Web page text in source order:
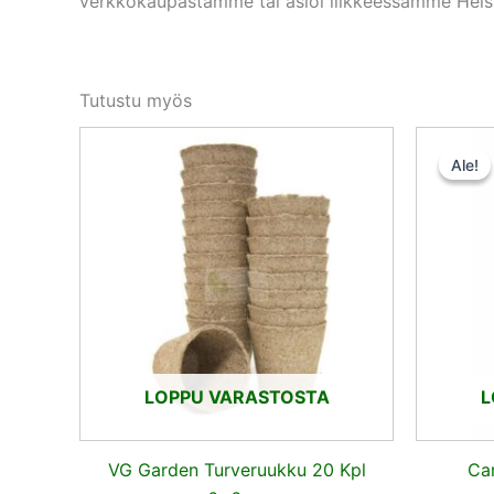
Tutustu myös
LOPPU VARASTOSTA
VG Garden Turveruukku 20 Kpl
Ale!
Ale!